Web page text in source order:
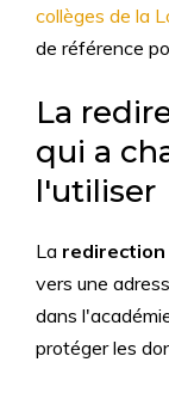
collèges de la
de référence
La
qui a
l'utiliser
La redirection
vers une
dans
protéger les